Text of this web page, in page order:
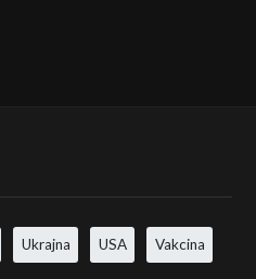
Ukrajna USA Vakcina